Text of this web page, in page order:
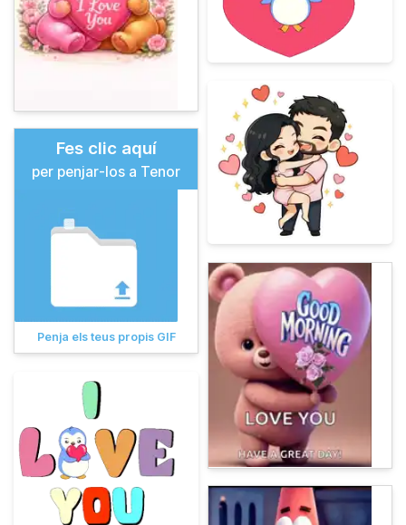
Fes clic aquí
per penjar-los a Tenor
Penja els teus propis GIF